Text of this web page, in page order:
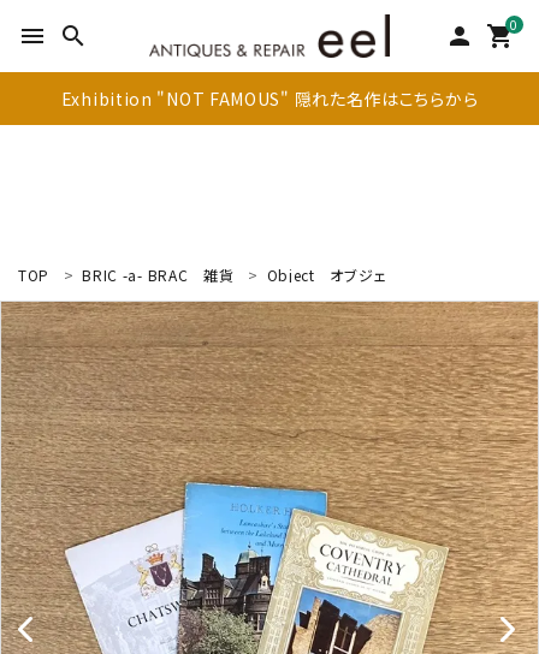
menu search person 0
shopping_cart
Exhibition "NOT FAMOUS" 隠れた名作はこちらから
search
新着商品
アイテムを探す
テーブル
キャビネット
チェア
TOP BRIC -a- BRAC 雑貨 Object オブジェ